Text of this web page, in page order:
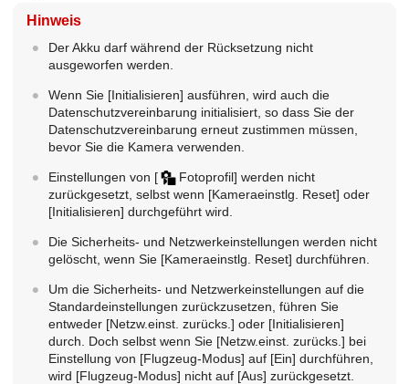
Hinweis
Der Akku darf während der Rücksetzung nicht
ausgeworfen werden.
Wenn Sie [Initialisieren] ausführen, wird auch die
Datenschutzvereinbarung initialisiert, so dass Sie der
Datenschutzvereinbarung erneut zustimmen müssen,
bevor Sie die Kamera verwenden.
Einstellungen von [ Fotoprofil] werden nicht
zurückgesetzt, selbst wenn [Kameraeinstlg. Reset] oder
[Initialisieren] durchgeführt wird.
Die Sicherheits- und Netzwerkeinstellungen werden nicht
gelöscht, wenn Sie [Kameraeinstlg. Reset] durchführen.
Um die Sicherheits- und Netzwerkeinstellungen auf die
Standardeinstellungen zurückzusetzen, führen Sie
entweder [Netzw.einst. zurücks.] oder [Initialisieren]
durch. Doch selbst wenn Sie [Netzw.einst. zurücks.] bei
Einstellung von [Flugzeug-Modus] auf [Ein] durchführen,
wird [Flugzeug-Modus] nicht auf [Aus] zurückgesetzt.